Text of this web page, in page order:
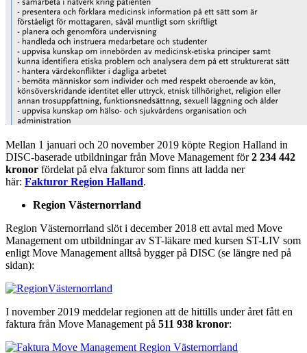
Mellan 1 januari och 20 november 2019 köpte Region Halland in
DISC-baserade utbildningar från Move Management för2 234 442
kronor fördelat på elva fakturor som finns att ladda ner
här: Fakturor Region Halland.
Region Västernorrland
Region Västernorrland slöt i december 2018 ett avtal med Move
Management om utbildningar av ST-läkare med kursen ST-LIV som
enligt Move Management alltså bygger på DISC (se längre ned på
sidan):
I november 2019 meddelar regionen att de hittills under året fått en
faktura från Move Management på 511 938 kronor: